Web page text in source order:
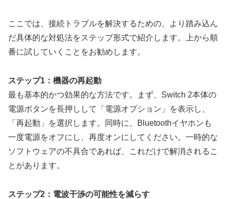
ここでは、接続トラブルを解決するための、より踏み込ん
だ具体的な対処法をステップ形式で紹介します。上から順
番に試していくことをお勧めします。
ステップ1：機器の再起動
最も基本的かつ効果的な方法です。まず、Switch 2本体の
電源ボタンを長押しして「電源オプション」を表示し、
「再起動」を選択します。同時に、Bluetoothイヤホンも
一度電源をオフにし、再度オンにしてください。一時的な
ソフトウェアの不具合であれば、これだけで解消されるこ
とがあります。
ステップ2：電波干渉の可能性を減らす